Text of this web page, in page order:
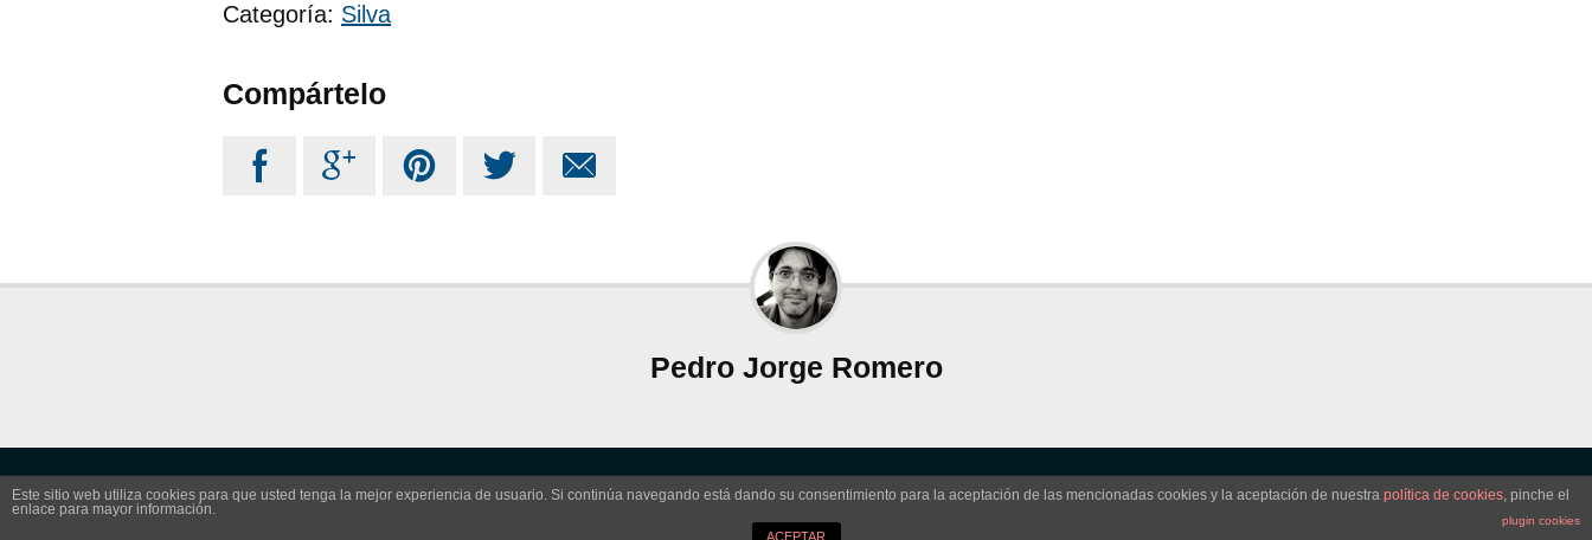
Categoría: Silva
Compártelo
    
Pedro Jorge Romero
No comments yet. Be the first.
© 2016 –2026 Pedro Jorge Romero
Este sitio web utiliza cookies para que usted tenga la mejor experiencia de usuario. Si continúa navegando está dando su consentimiento para la aceptación de las mencionadas cookies y la aceptación de nuestra política de cookies, pinche el
enlace para mayor información.
plugin cookies
ACEPTAR